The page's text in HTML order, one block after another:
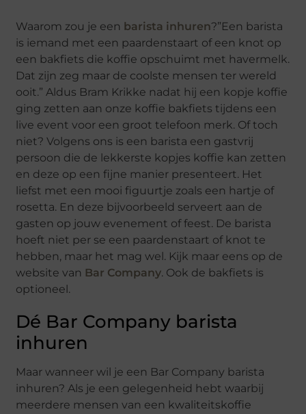
Waarom zou je een barista inhuren?”Een barista
is iemand met een paardenstaart of een knot op
een bakfiets die koffie opschuimt met havermelk.
Dat zijn zeg maar de coolste mensen ter wereld
ooit.” Aldus Bram Krikke nadat hij een kopje koffie
ging zetten aan onze koffie bakfiets tijdens een
live event voor een groot telefoon merk. Of toch
niet? Volgens ons is een barista een gastvrij
persoon die de lekkerste kopjes koffie kan zetten
en deze op een fijne manier presenteert. Het
liefst met een mooi figuurtje zoals een hartje of
rosetta. En deze bijvoorbeeld serveert aan de
gasten op jouw evenement of feest. De barista
hoeft niet per se een paardenstaart of knot te
hebben, maar het mag wel. Kijk maar eens op de
website van Bar Company. Ook de bakfiets is
optioneel.
Dé Bar Company barista
inhuren
Maar wanneer wil je een Bar Company barista
inhuren? Als je een gelegenheid hebt waarbij
meerdere mensen van een kwaliteitskoffie